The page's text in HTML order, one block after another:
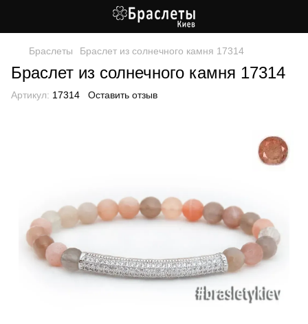
Браслеты Браслет из солнечного камня 17314
Браслет из солнечного камня 17314
Артикул: 17314 Оставить отзыв